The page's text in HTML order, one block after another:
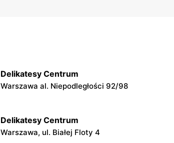
Delikatesy Centrum
Warszawa al. Niepodległości 92/98
Delikatesy Centrum
Warszawa, ul. Białej Floty 4